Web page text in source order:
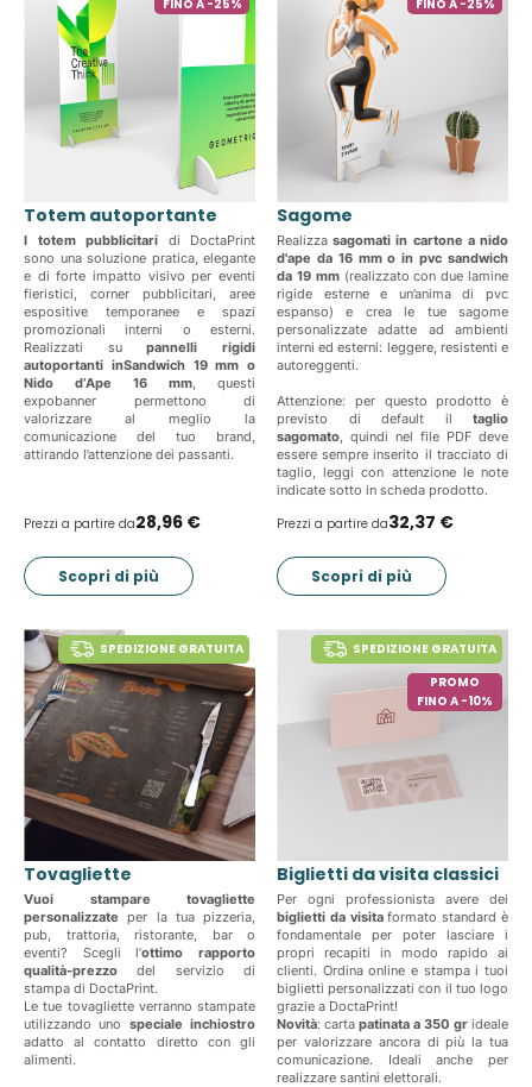
FINO A -25%
Totem autoportante
I totem pubblicitari di DoctaPrint
sono una soluzione pratica, elegante
e di forte impatto visivo per eventi
fieristici, corner pubblicitari, aree
espositive temporanee e spazi
promozionali interni o esterni.
Realizzati supannelli rigidi
autoportanti inSandwich 19 mm o
Nido d’Ape 16 mm, questi
expobanner permettono di
valorizzare al meglio la
comunicazione del tuo brand,
attirando l’attenzione dei passanti.
Prezzi a partire da28,96 €
Scopri di più
FINO A -25%
Sagome
Realizzasagomati in cartone a nido
d'ape da 16 mm o in pvc sandwich
da 19 mm (realizzato con due lamine
rigide esterne e un’anima di pvc
espanso) e crea le tue sagome
personalizzate adatte ad ambienti
interni ed esterni: leggere, resistenti e
autoreggenti.
Attenzione: per questo prodotto è
previsto di default il taglio
sagomato, quindi nel file PDF deve
essere sempre inserito il tracciato di
taglio, leggi con attenzione le note
indicate sotto in scheda prodotto.
Prezzi a partire da32,37 €
Scopri di più
SPEDIZIONE GRATUITA
Tovagliette
Vuoi stampare tovagliette
personalizzate per la tua pizzeria,
pub, trattoria, ristorante, bar o
eventi? Scegli l’ottimo rapporto
qualità-prezzo del servizio di
stampa di DoctaPrint.
Le tue tovagliette verranno stampate
utilizzando uno speciale inchiostro
adatto al contatto diretto con gli
alimenti.
SPEDIZIONE GRATUITA
PROMO
FINO A -10%
Biglietti da visita classici
Per ogni professionista avere dei
biglietti da visitaformato standard è
fondamentale per poter lasciare i
propri recapiti in modo rapido ai
clienti. Ordina online e stampa i tuoi
biglietti personalizzati con il tuo logo
grazie a DoctaPrint!
Novità: carta patinata a 350 gr ideale
per valorizzare ancora di più la tua
comunicazione. Ideali anche per
realizzare santini elettorali.